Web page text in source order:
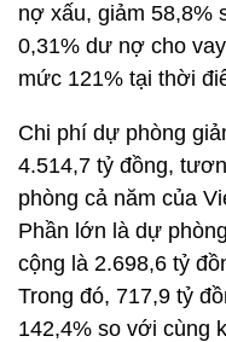
nợ xấu, giảm 58,8%
0,31% dư nợ cho
mức 121% tại thời
Chi phí dự phòng
4.514,7 tỷ đồng,
phòng cả năm của
Phần lớn là dự
cộng là 2.698,6 tỷ
Trong đó, 717,9 tỷ
142,4% so với cùng